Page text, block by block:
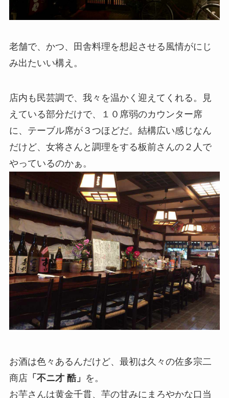
老舗で、かつ、田舎料理を想起させる風情がにじ
み出たいい構え。
店内も民芸調で、我々を温かく迎えてくれる。見
えている部分だけで、１０席弱のカウンター席
に、テーブル席が３つほどだ。結構広い感じなん
だけど、女将さんと調理をする板前さんの２人で
やっているのかぁ。
お酒は色々あるんだけど、最初は久々の佐多宗二
商店「不ニ才 酷」 を。
お芋さんは黄金千貫、芋の甘みにまろやかな口当